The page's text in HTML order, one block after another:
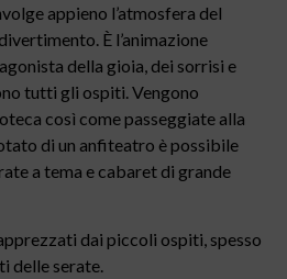
appieno l’atmosfera del
È l’animazione
della gioia, dei sorrisi e
tutti gli ospiti. Vengono
così come passeggiate alla
di un anfiteatro è possibile
a tema e cabaret di grande
dai piccoli ospiti, spesso
delle serate.